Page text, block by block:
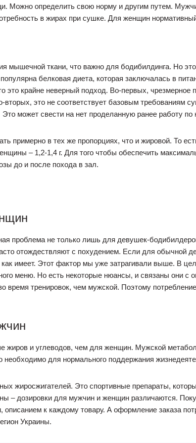
Можно определить свою норму и другим путем.
в жирах при сушке. Для женщин
мышечной ткани, что важно для бодибилдинга. Но
белковая диета, которая заключалась в
это крайне неверный подход. Во-первых,
вторых, это не соответствует базовым требованиям
может свести на нет проделанную ранее работу
примерно в тех же пропорциях, что и жировой. То
– 1,2-1,4 г. Для того чтобы обеспечить
до и после похода в зал.
проблема не только лишь для девушек-
отождествляют с похудением. Если для обычной
имеет. Этот фактор мы уже затрагивали выше. В
меню. Но есть некоторые нюансы, и связаны они с
время тренировок, чем мужской. Поэтому
и углеводов, чем для женщин. Мужской
необходимо для нормального поддержания
жиросжигателей. Это спортивные препараты,
– дозировки для мужчин и женщин различаются.
описанием к каждому товару. А оформление заказа
Украины.